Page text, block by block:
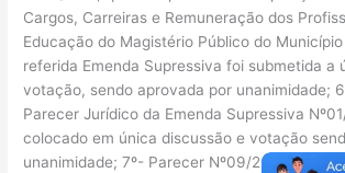
Cargos, Carreiras e Remuneração dos
Educação do Magistério Público do Município
referida Emenda Supressiva foi submetida a
votação, sendo aprovada por unanimidade;
Parecer Jurídico da Emenda Supressiva
colocado em única discussão e votação
unanimidade; 7º- Parecer Nº09/2011, das